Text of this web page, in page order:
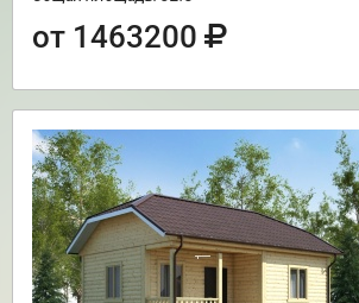
от 1463200